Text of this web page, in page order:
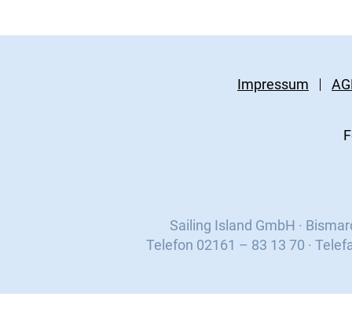
Impressum
Sailing Island GmbH ·
Telefon 02161 – 83 13 70 ·